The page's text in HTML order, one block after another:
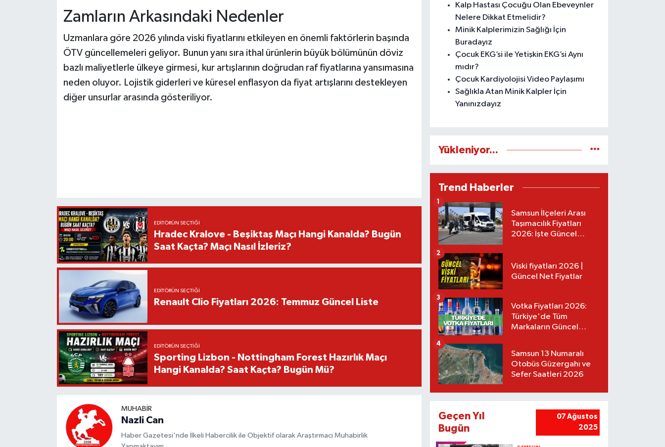
Zamların Arkasındaki Nedenler
Uzmanlara göre 2026 yılında viski fiyatlarını etkileyen en önemli faktörlerin başında
ÖTV güncellemeleri geliyor. Bunun yanı sıra ithal ürünlerin büyük bölümünün döviz
bazlı maliyetlerle ülkeye girmesi, kur artışlarının doğrudan raf fiyatlarına yansımasına
neden oluyor. Lojistik giderleri ve küresel enflasyon da fiyat artışlarını destekleyen
diğer unsurlar arasında gösteriliyor.
EDITÖRÜN SEÇTIĞI
Hradec Kralove - Beşiktaş Maçı Hangi Kanalda? Bugün
Saat Kaçta? Maçı Nasıl İzleriz?
EDITÖRÜN SEÇTIĞI
Renault Clio Fiyatları 2026: Temmuz Güncel Liste
EDITÖRÜN SEÇTIĞI
Sporting Lizbon - Nottingham Forest Hazırlık Maçı
Hangi Kanalda? Saat Kaçta? Bugün Mü?
MUHABIR
Nazli Can
Haber Gazetesi'nde İlkeli Habercilik ile Objektif olarak Araştırmacı Muhabirlik
Kalp Hastası Çocuğu Olan Ebeveynler
Nelere Dikkat Etmelidir?
Minik Kalplerimizin Sağlığı İçin
Buradayız
Çocuk EKG’si ile Yetişkin EKG’si Aynı
mıdır?
Çocuk Kardiyolojisi Video Paylaşımı
Sağlıkla Atan Minik Kalpler İçin
Yanınızdayız
Yükleniyor...
Trend Haberler
Samsun İlçeleri Arası
Taşımacılık Fiyatları
2026: İşte Güncel
1
Viski fiyatları 2026 |
Güncel Net Fiyatlar
2
Votka Fiyatları 2026:
Türkiye'de Tüm
Markaların Güncel
3
Samsun 13 Numaralı
Otobüs Güzergahı ve
Sefer Saatleri 2026
4
Geçen Yıl
Bugün
07 Ağustos
2025